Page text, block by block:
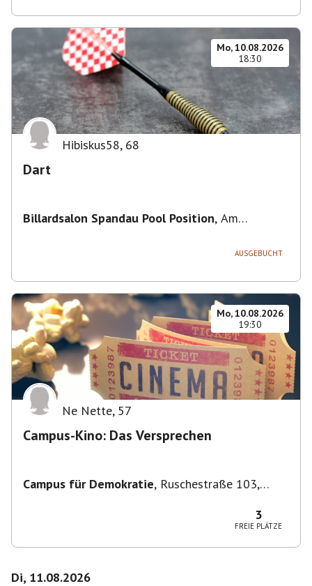
Mo, 10.08.2026
18:30
Hibiskus58, 68
Dart
Billardsalon Spandau Pool Position, Am
AUSGEBUCHT
Mo, 10.08.2026
19:30
Ne Nette, 57
Campus-Kino: Das Versprechen
Campus für Demokratie, Ruschestraße 103,
3
FREIE PLÄTZE
Di, 11.08.2026